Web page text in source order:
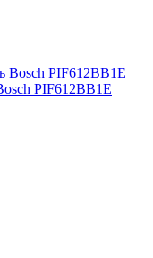
PIF612BB1E